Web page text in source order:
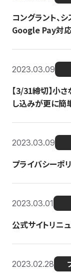
コングラント、
Google Pay対
2023.03.09
【3/31締切】小
し込みが更に簡
2023.03.09
プライバシーポ
2023.03.01
公式サイトリニ
2023.02.28